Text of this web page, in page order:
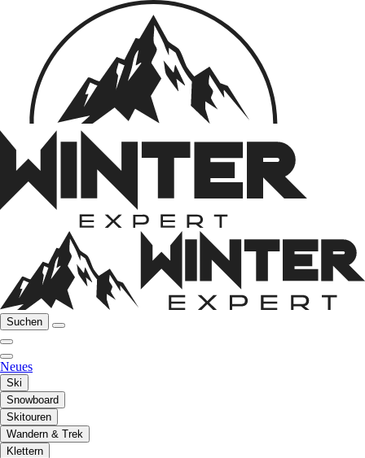
Suchen
Neues
Ski
Snowboard
Skitouren
Wandern & Trek
Klettern